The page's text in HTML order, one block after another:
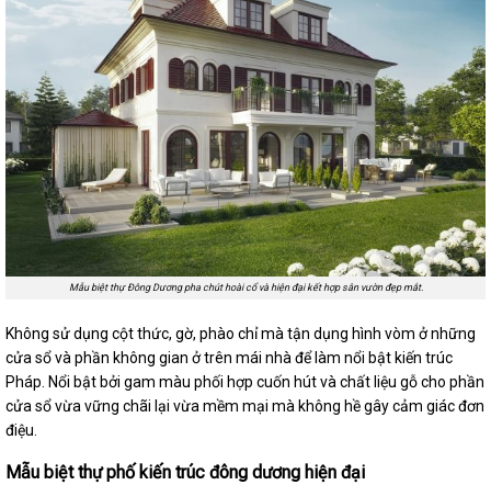
Mẫu biệt thự Đông Dương pha chút hoài cổ và hiện đại kết hợp sân vườn đẹp mắt.
Không sử dụng cột thức, gờ, phào chỉ mà tận dụng hình vòm ở những
cửa sổ và phần không gian ở trên mái nhà để làm nổi bật kiến trúc
Pháp. Nổi bật bởi gam màu phối hợp cuốn hút và chất liệu gỗ cho phần
cửa sổ vừa vững chãi lại vừa mềm mại mà không hề gây cảm giác đơn
điệu.
Mẫu biệt thự phố kiến trúc đông dương hiện đại